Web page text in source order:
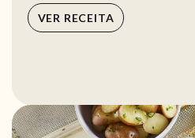
VER RECEITA